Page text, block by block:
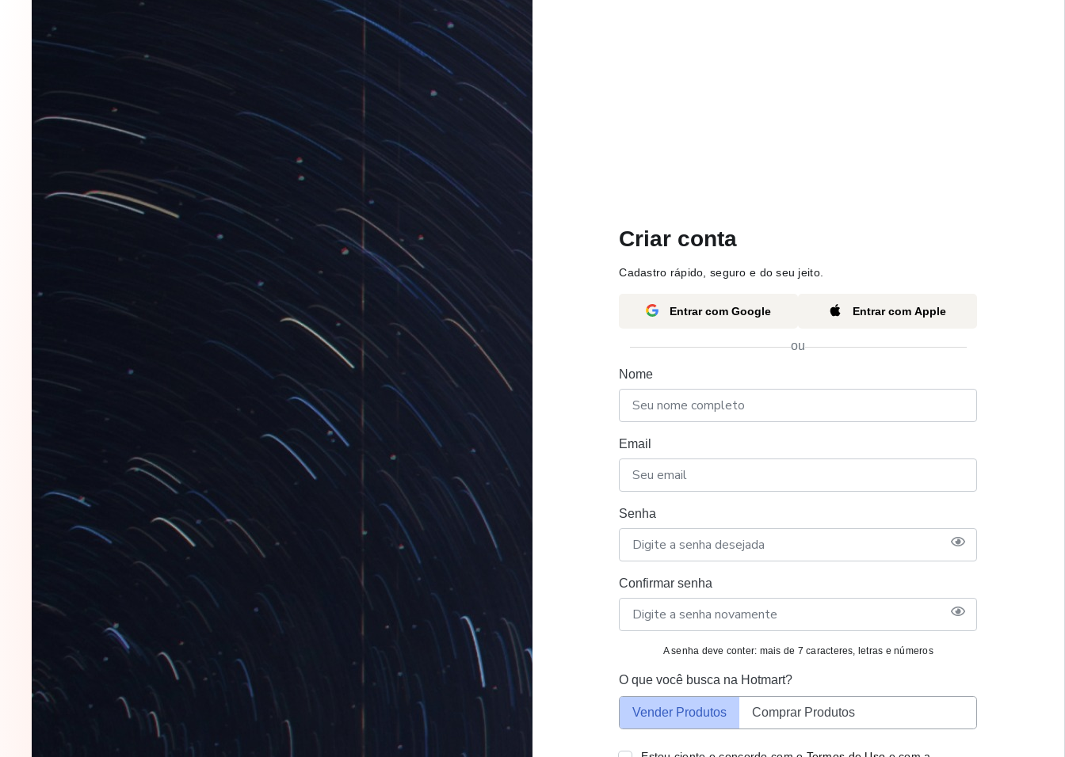
Criar conta
Cadastro rápido, seguro e do seu jeito.
Entrar com Google Entrar com Apple
ou
Nome
Email
Senha
Confirmar senha
A senha deve conter: mais de 7 caracteres, letras e números
O que você busca na Hotmart?
Vender Produtos Comprar Produtos